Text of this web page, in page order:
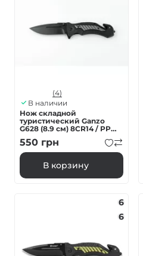
(4)
В наличии
Нож складной
туристический Ganzo
G628 (8.9 см) 8CR14 / PP
алюминий серый
550 грн
В корзину
6
6